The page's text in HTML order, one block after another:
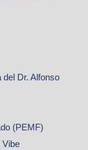
del Dr. Alfonso
(PEMF)
Vibe